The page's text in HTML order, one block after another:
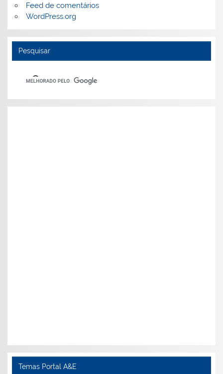
Feed de comentários
WordPress.org
Pesquisar
Temas Portal A&E